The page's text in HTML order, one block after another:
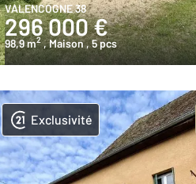
VALENCOGNE 38
296 000 €
98,9 m2 , Maison, 5 pcs
Exclusivité